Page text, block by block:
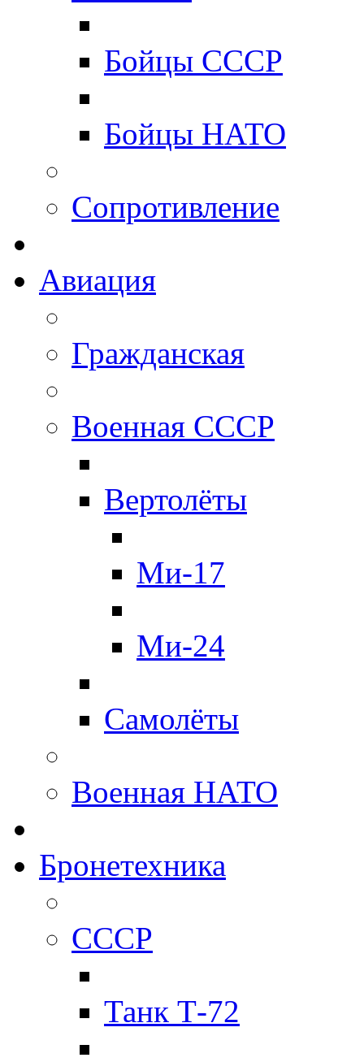
Бойцы СССР
Бойцы НАТО
Сопротивление
Авиация
Гражданская
Военная СССР
Вертолёты
Ми-17
Ми-24
Самолёты
Военная НАТО
Бронетехника
СССР
Танк Т-72